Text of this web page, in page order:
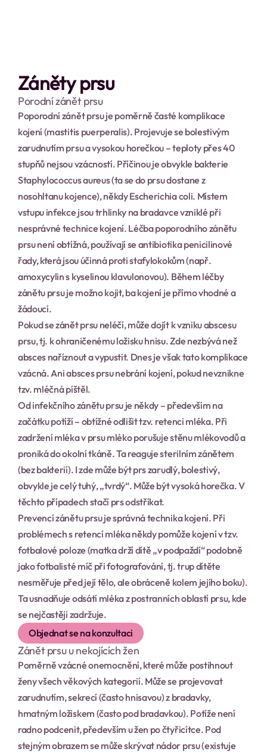
Záněty prsu
Porodní zánět prsu
Poporodní zánět prsu je poměrně časté komplikace
kojení (mastitis puerperalis). Projevuje se bolestivým
zarudnutím prsu a vysokou horečkou – teploty přes 40
stupňů nejsou vzácností. Příčinou je obvykle bakterie
Staphylococcus aureus (ta se do prsu dostane z
nosohltanu kojence), někdy Escherichia coli. Místem
vstupu infekce jsou trhlinky na bradavce vzniklé při
nesprávné technice kojení. Léčba poporodního zánětu
prsu není obtížná, používají se antibiotika penicilinové
řady, která jsou účinná proti stafylokokům (např.
amoxycylin s kyselinou klavulonovou). Během léčby
zánětu prsu je možno kojit, ba kojení je přímo vhodné a
žádoucí.
Pokud se zánět prsu neléčí, může dojít k vzniku abscesu
prsu, tj. k ohraničenému ložisku hnisu. Zde nezbývá než
absces naříznout a vypustit. Dnes je však tato komplikace
vzácná. Ani absces prsu nebrání kojení, pokud nevznikne
tzv. mléčná píštěl.
Od infekčního zánětu prsu je někdy – především na
začátku potíží – obtížné odlišit tzv. retenci mléka. Při
zadržení mléka v prsu mléko porušuje stěnu mlékovodů a
proniká do okolní tkáně. Ta reaguje sterilním zánětem
(bez bakterií). I zde může být prs zarudlý, bolestivý,
obvykle je celý tuhý, „tvrdý“. Může být vysoká horečka. V
těchto případech stačí prs odstříkat.
Prevencí zánětu prsu je správná technika kojení. Při
problémech s retencí mléka někdy pomůže kojení v tzv.
fotbalové poloze (matka drží dítě „v podpaždí“ podobně
jako fotbalisté míč při fotografování, tj. trup dítěte
nesměřuje před její tělo, ale obráceně kolem jejího boku).
Ta usnadňuje odsátí mléka z postranních oblastí prsu, kde
se nejčastěji zadržuje.
Objednat se na konzultaci
Zánět prsu u nekojících žen
Poměrně vzácné onemocnění, které může postihnout
ženy všech věkových kategorií. Může se projevovat
zarudnutím, sekrecí (často hnisavou) z bradavky,
hmatným ložiskem (často pod bradavkou). Potíže není
radno podcenit, především u žen po čtyřicítce. Pod
stejným obrazem se může skrývat nádor prsu (existuje